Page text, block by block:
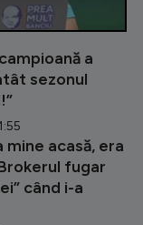
a
sezonul
mine acasă, era
fugar
când i-a